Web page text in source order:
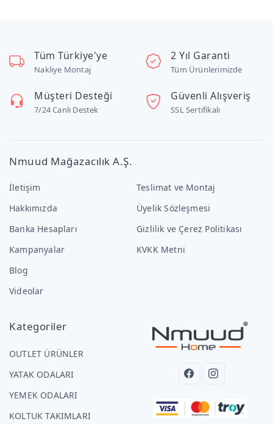
Tüm Türkiye'ye
Nakliye Montaj
2 Yıl Garanti
Tüm Ürünlerimizde
Müşteri Desteği
7/24 Canlı Destek
Güvenli Alışveriş
SSL Sertifikalı
Nmuud Mağazacılık A.Ş.
İletişim
Hakkımızda
Banka Hesapları
Kampanyalar
Blog
Videolar
Teslimat ve Montaj
Üyelik Sözleşmesi
Gizlilik ve Çerez Politikası
KVKK Metni
Kategoriler
OUTLET ÜRÜNLER
YATAK ODALARI
YEMEK ODALARI
KOLTUK TAKIMLARI